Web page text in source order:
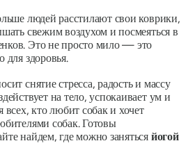
людей расстилают свои коврики,
свежим воздухом и посмеяться в
Это не просто мило — это
для здоровья.
снятие стресса, радость и массу
на тело, успокаивает ум и
всех, кто любит собак и хочет
собак. Готовы
найдем, где можно заняться йогой